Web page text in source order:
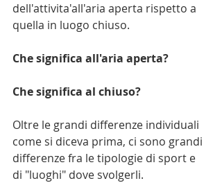
dell'attivita'all'aria aperta rispetto a
quella in luogo chiuso.
Che significa all'aria aperta?
Che significa al chiuso?
Oltre le grandi differenze individuali
come si diceva prima, ci sono grandi
differenze fra le tipologie di sport e
di "luoghi" dove svolgerli.